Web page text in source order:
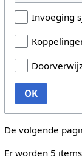
Invoeging
OK
De volgende
Er worden 5